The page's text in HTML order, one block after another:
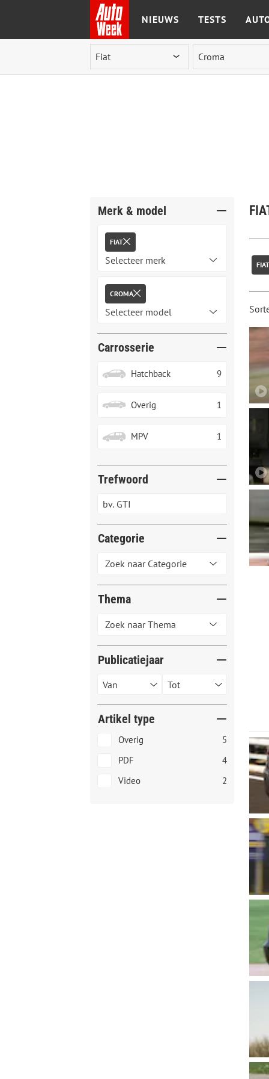
Ga naar de inhoud
NIEUWS TESTS
Merk & model
FIAT
CROMA
Carrosserie
Hatchback 9
Overig 1
MPV 1
Trefwoord
Categorie
Thema
Publicatiejaar
Artikel type
Overig
5
PDF
4
Video
2